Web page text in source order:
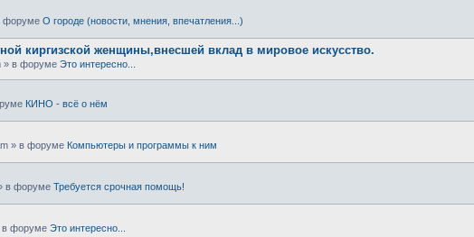
форуме О городе (новости, мнения, впечатления...)
киргизской женщины,внесшей вклад в мировое искусство.
» в форуме Это интересно...
КИНО - всё о нём
» в форуме Компьютеры и программы к ним
в форуме Требуется срочная помощь!
в форуме Это интересно...